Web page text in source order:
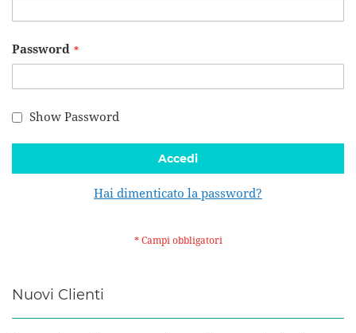
Password
Show Password
Accedi
Hai dimenticato la password?
Nuovi Clienti